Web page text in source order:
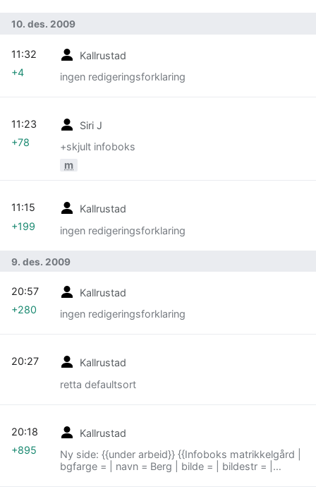
10. des. 2009
Kallrustad
ingen redigeringsforklaring
11:32
+4
Siri J
+skjult infoboks
m
11:23
+78
Kallrustad
ingen redigeringsforklaring
11:15
+199
9. des. 2009
Kallrustad
ingen redigeringsforklaring
20:57
+280
Kallrustad
retta defaultsort
20:27
Kallrustad
Ny side: {{under arbeid}} {{Infoboks matrikkelgård |
bgfarge = | navn = Berg | bilde = | bildestr = |
20:18
+895